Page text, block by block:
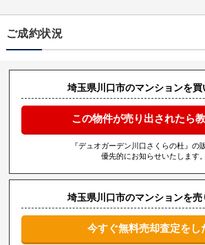
ご成約状況
埼玉県川口市のマンションを買
この物件が売り出されたら教
『デュオガーデン川口さくらの杜』の
優先的にお知らせいたします。
埼玉県川口市のマンションを売
今すぐ無料売却査定をし